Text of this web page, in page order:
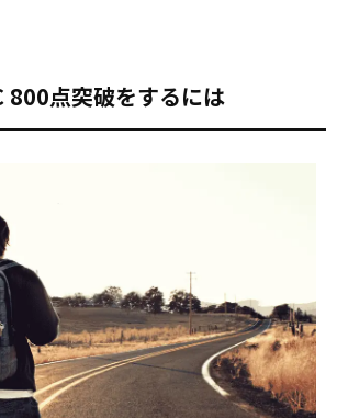
800点突破をするには